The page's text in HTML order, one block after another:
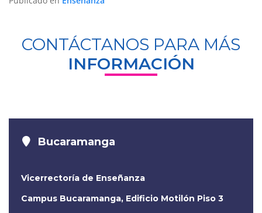
CONTÁCTANOS PARA MÁS
INFORMACIÓN
Bucaramanga
Vicerrectoría de Enseñanza
Campus Bucaramanga, Edificio Motilón Piso 3